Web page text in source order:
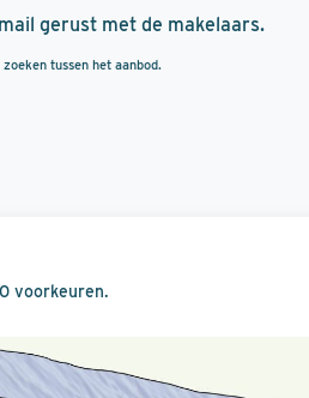
gerust met de makelaars.
tussen het aanbod.
voorkeuren.